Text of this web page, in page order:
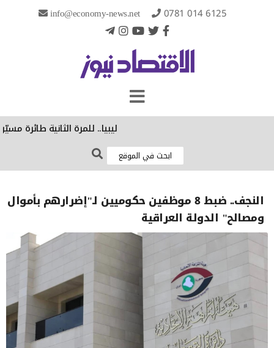
info@economy-news.net 0781 014 6125
ليبيا.. للمرة الثانية طائرة
النجف.. ضبط 8 موظفين حكوميين لـ"إضرارهم بأموال
ومصالح" الدولة العراقية